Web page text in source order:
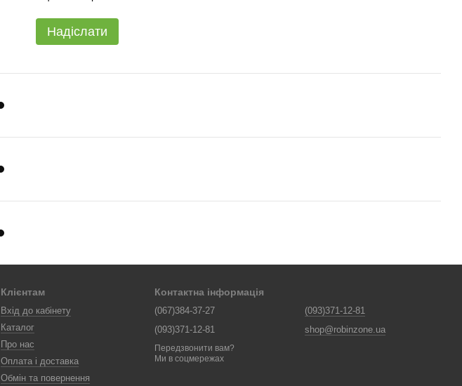
Надіслати
Клієнтам
Вхід до кабінету
Каталог
Про нас
Оплата і доставка
Обмін та повернення
Контактна інформація
(067)384-37-27
(093)371-12-81
Передзвонити вам?
(093)371-12-81
shop@robinzone.ua
Ми в соцмережах